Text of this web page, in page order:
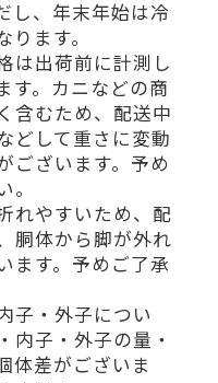
し、年末年始は冷
ます。
は出荷前に計測し
す。カニなどの商
含むため、配送中
どして重さに変動
ございます。予め
れやすいため、配
胴体から脚が外れ
ます。予めご了承
子・外子につい
内子・外子の量・
体差がございま